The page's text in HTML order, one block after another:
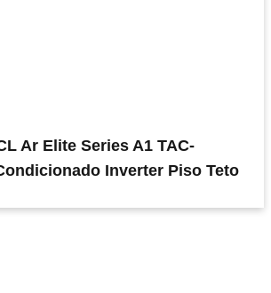
Ar Elite Series A1 TAC-
Inverter Piso Teto